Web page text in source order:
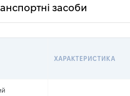
засоби
ХАРАКТЕРИСТИКА